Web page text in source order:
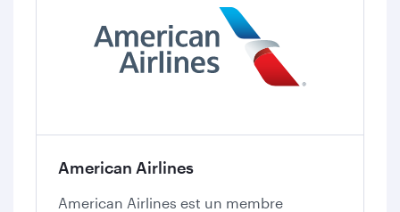
American Airlines
American Airlines est un membre